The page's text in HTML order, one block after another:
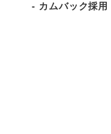
カムバック採用